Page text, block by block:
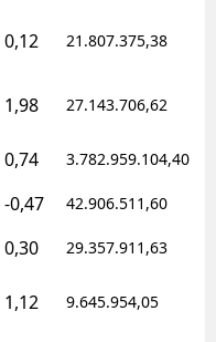
Kırşehir
Kütahya
Kahramanmaraş
0,12 21.807.375,38
1,98 27.143.706,62
0,74 3.782.959.104,40
-0,47 42.906.511,60
0,30 29.357.911,63
1,12 9.645.954,05